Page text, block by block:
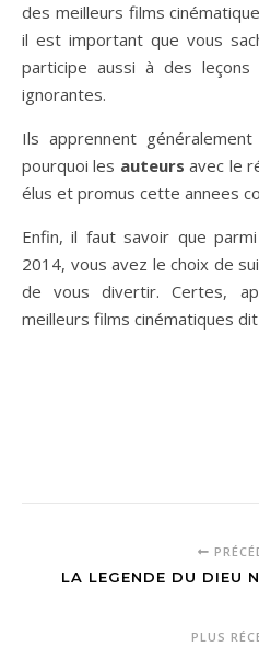
des meilleurs films
il est important que vous
participe aussi à des
ignorantes.
Ils apprennent
pourquoi les auteursavec le
élus et promus cette annees
Enfin, il faut savoir que
2014, vous avez le choix de
de vous divertir. Certes,
meilleurs films cinématiques dit
LA LEGENDE DU DIEU
PLUS